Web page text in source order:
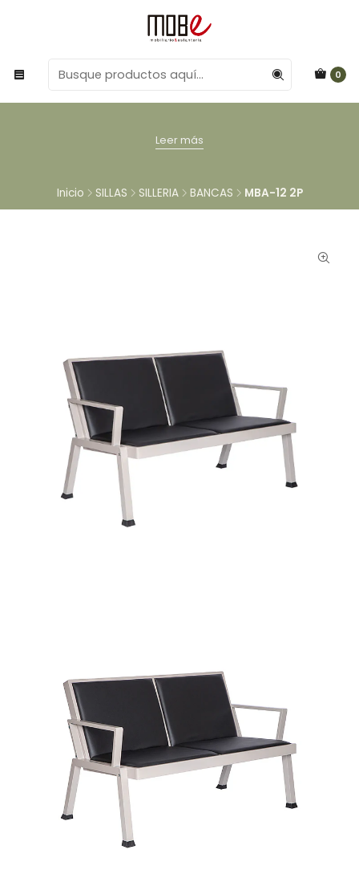
0
Leer más
Inicio SILLAS SILLERIA BANCAS MBA-12 2P